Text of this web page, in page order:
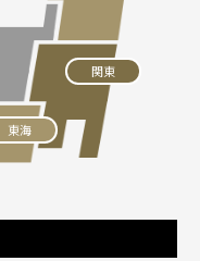
関東
東海